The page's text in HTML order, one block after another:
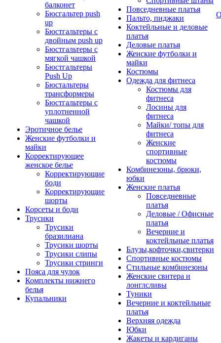
балконет
Бюсгальтер push
up
Бюстгальтеры с
двойным push up
Бюстгальтеры с
мягкой чашкой
Бюстгальтеры
Push Up
Бюстальтеры
трансформеры
Бюстгальтеры с
уплотненной
чашкой
Эротичное белье
Женские футболки и
майки
Корректирующее
женское белье
Корректирующие
боди
Корректирующие
шорты
Корсеты и боди
Трусики
Трусики
бразилиана
Трусики шорты
Трусики слипы
Трусики стринги
Пояса для чулок
Комплекты нижнего
белья
Купальники
Повседневные платья
Пальто, пиджаки
Коктейльные и деловые
платья
Деловые платья
Женские футболки и
майки
Костюмы
Одежда для фитнеса
Костюмы для
фитнеса
Лосины для
фитнеса
Майки/ топы для
фитнеса
Женские
спортивные
костюмы
Комбинезоны, брюки,
юбки
Женские платья
Повседневные
платья
Деловые / Офисные
платья
Вечерние и
коктейльные платья
Блузы,кофточки,свитерки
Спортивные костюмы
Стильные комбинезоны
Женские свитера и
лонглсливы
Туники
Вечерние и коктейльные
платья
Верхняя одежда
Юбки
Жакеты и кардиганы